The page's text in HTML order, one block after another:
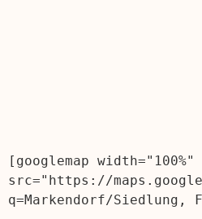
[googlemap
src="https://
q=Markendorf/Siedlung,